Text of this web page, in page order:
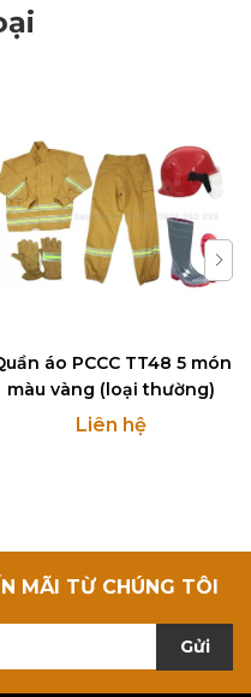
áo PCCC TT48 5 món
màu vàng (loại thường)
Liên hệ
MÃI TỪ CHÚNG TÔI
Gửi